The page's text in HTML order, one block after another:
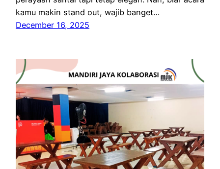
kamu makin stand out, wajib banget…
December 16, 2025